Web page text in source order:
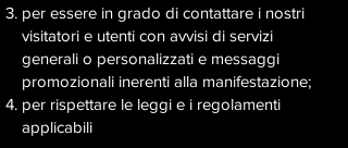
per essere in grado di contattare i nostri
visitatori e utenti con avvisi di servizi
generali o personalizzati e messaggi
promozionali inerenti alla manifestazione;
per rispettare le leggi e i regolamenti
applicabili